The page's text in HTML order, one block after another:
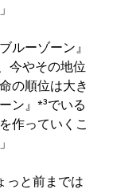
ルーゾーン』
今やその地位
の順位は大き
ン』*³でいる
作っていくこ
っと前までは